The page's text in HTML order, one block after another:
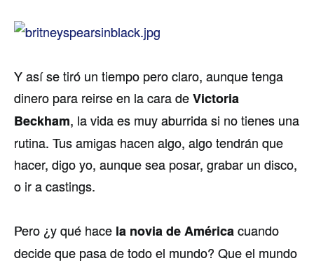
Y así­ se tiró un tiempo pero claro, aunque tenga
dinero para reirse en la cara deVictoria
Beckham, la vida es muy aburrida si no tienes una
rutina. Tus amigas hacen algo, algo tendrán que
hacer, digo yo, aunque sea posar, grabar un disco,
o ir a castings.
Pero ¿y qué hace la novia de Américacuando
decide que pasa de todo el mundo? Que el mundo